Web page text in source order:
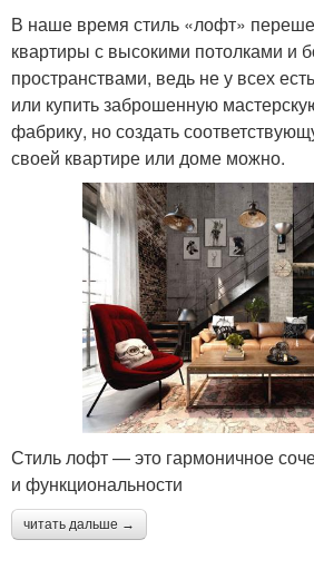
В наше время стиль «лофт»
квартиры с высокими потолками и
пространствами, ведь не у всех
или купить заброшенную
фабрику, но создать
своей квартире или доме можно.
Стиль лофт — это гармоничное
и функциональности
читать дальше →